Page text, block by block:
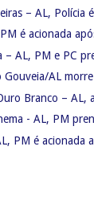
– AL, Polícia
é acionada
– AL, PM e PC
AL
Branco – AL,
- AL, PM
PM é acionada